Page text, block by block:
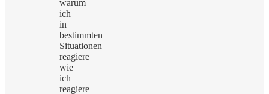
warum
ich
in
bestimmten
Situationen
reagiere
wie
ich
reagiere